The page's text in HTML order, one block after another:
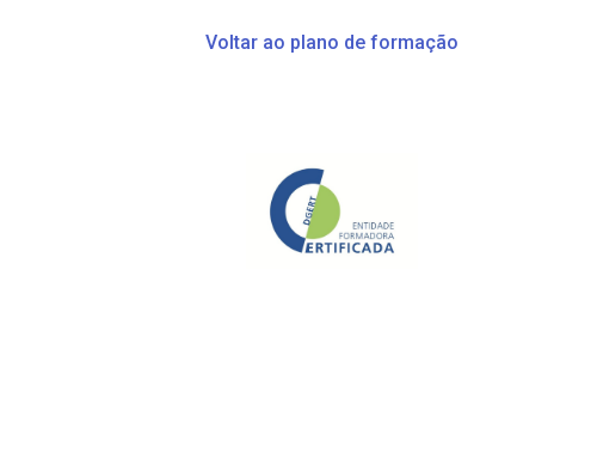
Voltar ao plano de formação